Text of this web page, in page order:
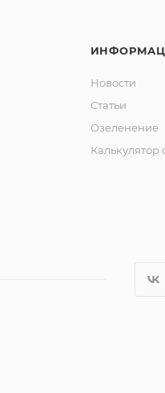
Новости
Статьи
Озеленение
Калькулятор